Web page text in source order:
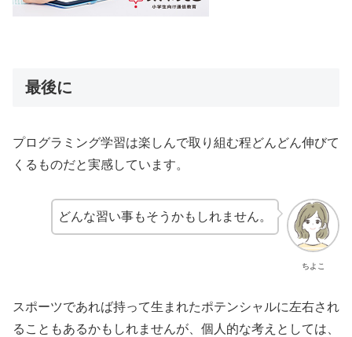
最後に
プログラミング学習は楽しんで取り組む程どんどん伸びて
くるものだと実感しています。
ちよこ
どんな習い事もそうかもしれません。
スポーツであれば持って生まれたポテンシャルに左右され
ることもあるかもしれませんが、個人的な考えとしては、